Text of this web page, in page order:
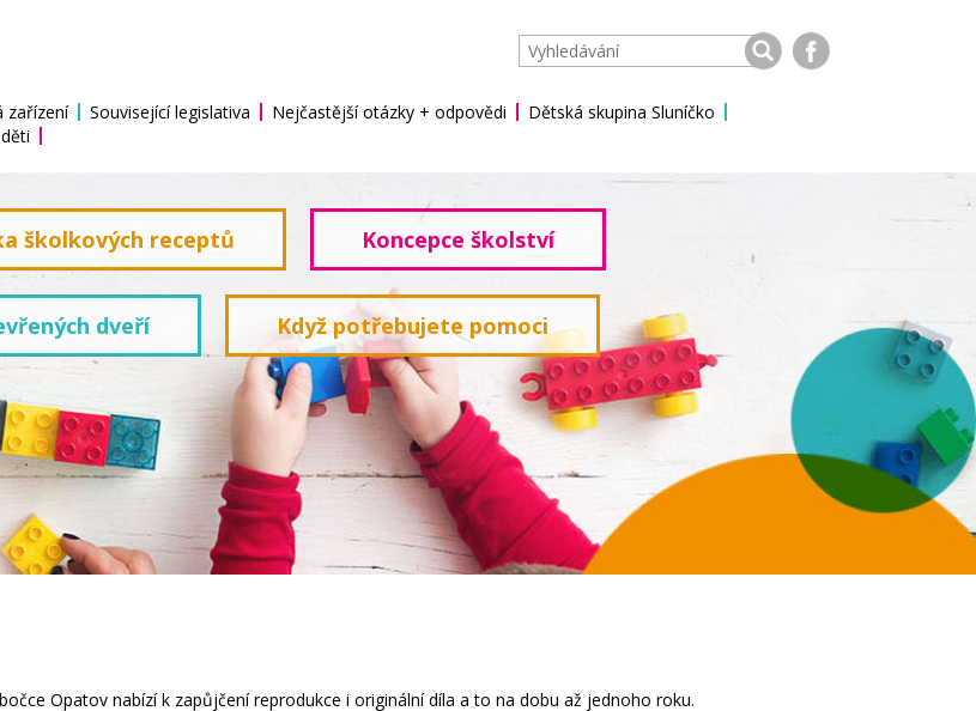
zařízení Související legislativa Nejčastější otázky + odpovědi
Dětská skupina Sluníčko
školkových receptů Koncepce školství
dveří Když potřebujete pomoci
Opatov nabízí k zapůjčení reprodukce i originální díla a to na dobu až jednoho roku.